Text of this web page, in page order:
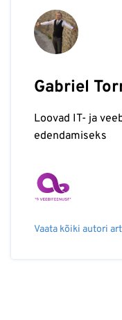
Gabriel
Loovad IT- ja
edendamiseks
Vaata kõiki autori